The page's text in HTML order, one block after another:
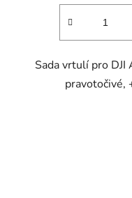
Sada vrtulí pro DJI
pravotočivé,